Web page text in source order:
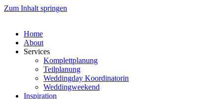
Zum Inhalt springen
Home
About
Services
Komplettplanung
Teilplanung
Weddingday Koordinatorin
Weddingweekend
Inspiration